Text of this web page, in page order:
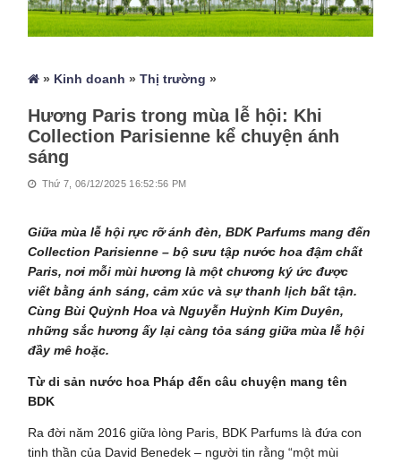
» Kinh doanh »Thị trường »
Hương Paris trong mùa lễ hội: Khi
Collection Parisienne kể chuyện ánh
sáng
Thứ 7, 06/12/2025 16:52:56 PM
Giữa mùa lễ hội rực rỡ ánh đèn, BDK Parfums mang đến
Collection Parisienne – bộ sưu tập nước hoa đậm chất
Paris, nơi mỗi mùi hương là một chương ký ức được
viết bằng ánh sáng, cảm xúc và sự thanh lịch bất tận.
Cùng Bùi Quỳnh Hoa và Nguyễn Huỳnh Kim Duyên,
những sắc hương ấy lại càng tỏa sáng giữa mùa lễ hội
đầy mê hoặc.
Từ di sản nước hoa Pháp đến câu chuyện mang tên
BDK
Ra đời năm 2016 giữa lòng Paris, BDK Parfums là đứa con
tinh thần của David Benedek – người tin rằng “một mùi